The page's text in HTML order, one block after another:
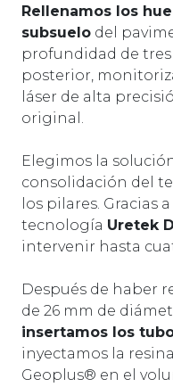
Rellenamos los
subsuelo del
profundidad de
posterior,
láser de alta
original.
Elegimos la
consolidación del
los pilares. Gracias
tecnología Uretek
intervenir hasta
Después de haber
de 26 mm de
insertamos los
inyectamos la
Geoplus® en el